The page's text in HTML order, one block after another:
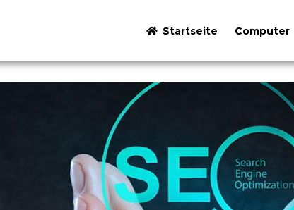
Startseite Computer